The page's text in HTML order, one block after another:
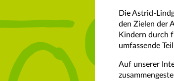
Die Astrid-
den Zielen der
Kindern durch
umfassende
Auf unserer